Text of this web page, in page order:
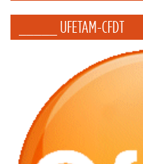
_____ UFETAM-CFDT